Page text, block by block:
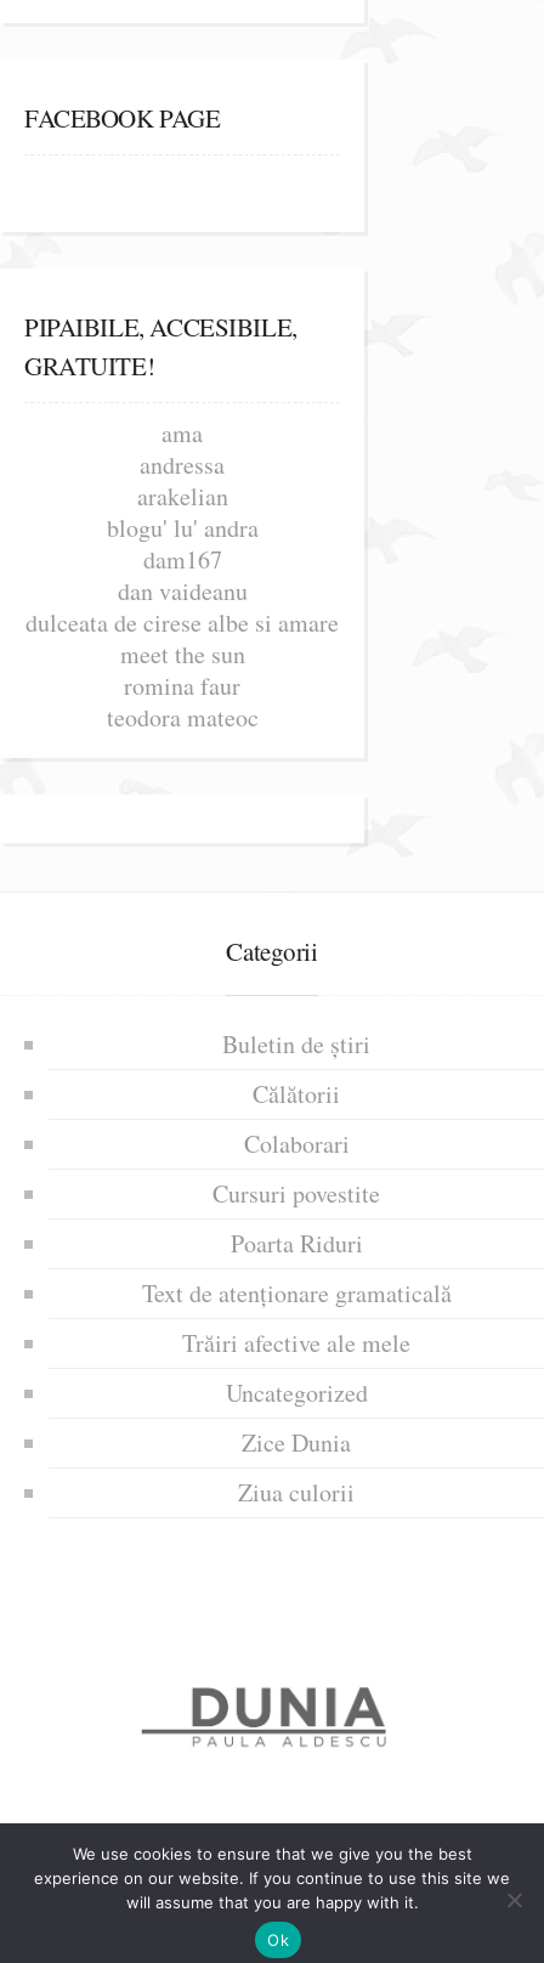
FACEBOOK PAGE
PIPAIBILE, ACCESIBILE,
GRATUITE!
ama
andressa
arakelian
blogu' lu' andra
dam167
dan vaideanu
dulceata de cirese albe si amare
meet the sun
romina faur
teodora mateoc
Categorii
Buletin de știri
Călătorii
Colaborari
Cursuri povestite
Poarta Riduri
Text de atenționare gramaticală
Trăiri afective ale mele
Uncategorized
Zice Dunia
Ziua culorii
Politica de confidențialitate
Politică privind fișierele cookies
Copyrights © 2018 Dunia
We use cookies to ensure that we give you the best
experience on our website. If you continue to use this site we
will assume that you are happy with it.
Ok